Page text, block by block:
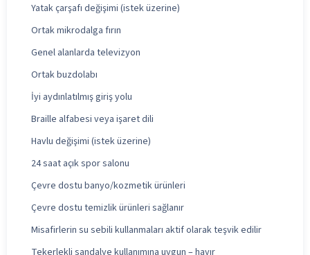
Yatak çarşafı değişimi (istek üzerine)
Ortak mikrodalga fırın
Genel alanlarda televizyon
Ortak buzdolabı
İyi aydınlatılmış giriş yolu
Braille alfabesi veya işaret dili
Havlu değişimi (istek üzerine)
24 saat açık spor salonu
Çevre dostu banyo/kozmetik ürünleri
Çevre dostu temizlik ürünleri sağlanır
Misafirlerin su sebili kullanmaları aktif olarak teşvik edilir
Tekerlekli sandalye kullanımına uygun – hayır